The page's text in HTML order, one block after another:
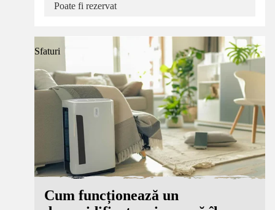
Poate fi rezervat
Sfaturi
Cum funcționează un